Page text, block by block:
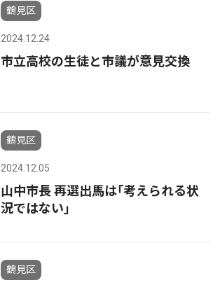
鶴見区
2024.12.24
市立高校の生徒と市議が意見交換
鶴見区
2024.12.05
山中市長 再選出馬は｢考えられる状
況ではない｣
鶴見区